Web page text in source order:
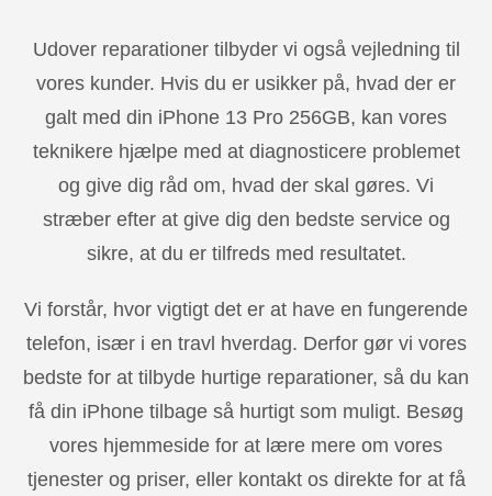
Udover reparationer tilbyder vi også vejledning til
vores kunder. Hvis du er usikker på, hvad der er
galt med din iPhone 13 Pro 256GB, kan vores
teknikere hjælpe med at diagnosticere problemet
og give dig råd om, hvad der skal gøres. Vi
stræber efter at give dig den bedste service og
sikre, at du er tilfreds med resultatet.
Vi forstår, hvor vigtigt det er at have en fungerende
telefon, især i en travl hverdag. Derfor gør vi vores
bedste for at tilbyde hurtige reparationer, så du kan
få din iPhone tilbage så hurtigt som muligt. Besøg
vores hjemmeside for at lære mere om vores
tjenester og priser, eller kontakt os direkte for at få